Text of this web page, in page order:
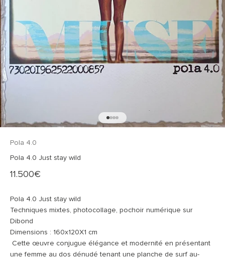
Aller à l'élément 1
Aller à l'élément 2
Aller à l'élément 3
Aller à l'élément 4
Pola 4.0
Pola 4.0 Just stay wild
Prix de vente
11.500€
Pola 4.0 Just stay wild
Techniques mixtes, photocollage, pochoir numérique sur
Dibond
Dimensions : 160x120X1 cm
Cette œuvre conjugue élégance et modernité en présentant
une femme au dos dénudé tenant une planche de surf au-